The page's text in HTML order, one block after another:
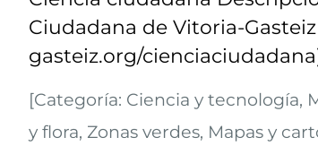
Ciudadana de Vitoria-
gasteiz.org/
[Categoría: Ciencia y tecnología,
y flora, Zonas verdes, Mapas y